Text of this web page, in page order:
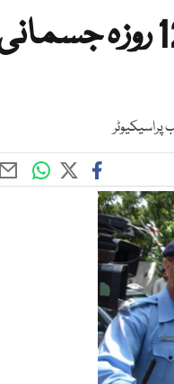
اوگرا اسکینڈل کا مرکزی ملزم توقیرصادق مزید 12 روزہ